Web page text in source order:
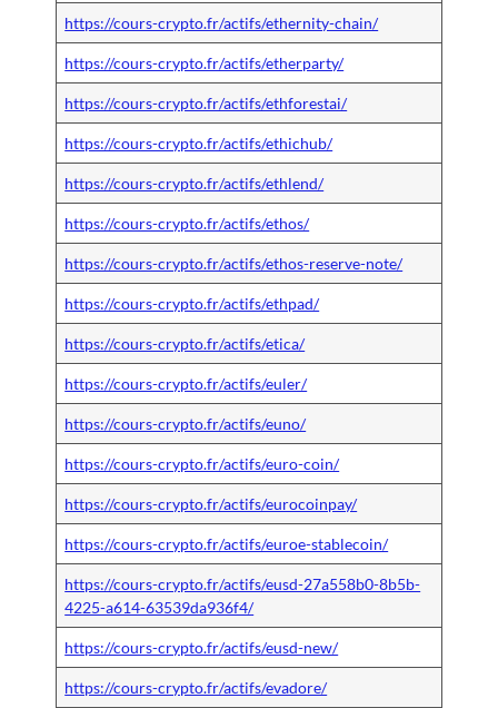
https://cours-crypto.fr/actifs/ethernity-chain/
https://cours-crypto.fr/actifs/etherparty/
https://cours-crypto.fr/actifs/ethforestai/
https://cours-crypto.fr/actifs/ethichub/
https://cours-crypto.fr/actifs/ethlend/
https://cours-crypto.fr/actifs/ethos/
https://cours-crypto.fr/actifs/ethos-reserve-note/
https://cours-crypto.fr/actifs/ethpad/
https://cours-crypto.fr/actifs/etica/
https://cours-crypto.fr/actifs/euler/
https://cours-crypto.fr/actifs/euno/
https://cours-crypto.fr/actifs/euro-coin/
https://cours-crypto.fr/actifs/eurocoinpay/
https://cours-crypto.fr/actifs/euroe-stablecoin/
https://cours-crypto.fr/actifs/eusd-27a558b0-8b5b-
4225-a614-63539da936f4/
https://cours-crypto.fr/actifs/eusd-new/
https://cours-crypto.fr/actifs/evadore/